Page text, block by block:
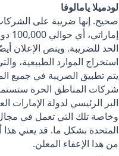
لودميلا يامالوفا
الحد للضريبة. وينص الإعلان
استخراج الموارد الطبيعية،
يتم تطبيق الضريبة في جميع
شركات المناطق الحرة ستستمر
البر الرئيسي لدولة الإمارات
وخاصة تلك التي تعمل في مجال
المتحدة بشكل ما. قد يعني
من هذا الإعفاء المعلن.